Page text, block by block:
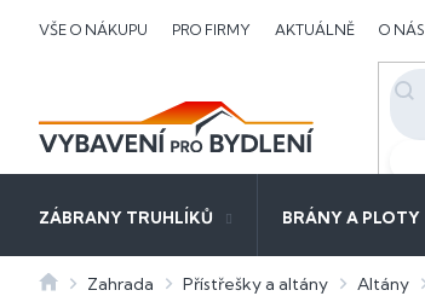
VŠE O NÁKUPU PRO FIRMY AKTUÁLNĚ O NÁS
ZÁBRANY TRUHLÍKŮ BRÁNY A PLOTY
DomůZahrada Přístřešky a altány Altány